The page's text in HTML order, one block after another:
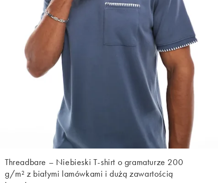
Threadbare – Niebieski T-shirt o gramaturze 200
g/m² z białymi lamówkami i dużą zawartością